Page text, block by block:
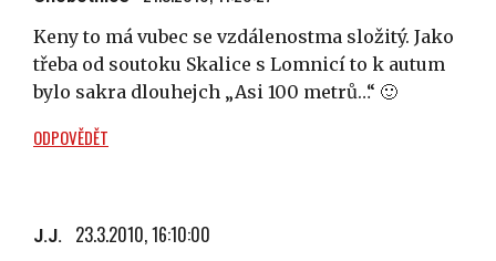
Keny to má vubec se vzdálenostma složitý. Jako
třeba od soutoku Skalice s Lomnicí to k autum
bylo sakra dlouhejch „Asi 100 metrů…“ 🙂
ODPOVĚDĚT
J.J. 23.3.2010, 16:10:00